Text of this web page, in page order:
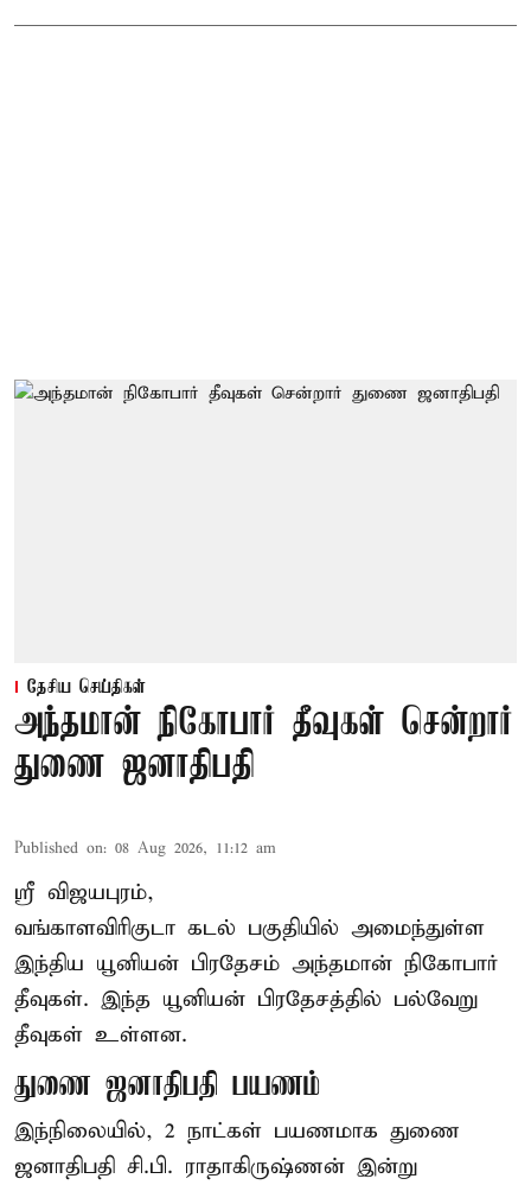
தேசிய செய்திகள்
அந்தமான் நிகோபார் தீவுகள் சென்றார்
துணை ஜனாதிபதி
Published on: 08 Aug 2026, 11:12 am
ஸ்ரீ விஜயபுரம்,
வங்காளவிரிகுடா கடல் பகுதியில் அமைந்துள்ள
இந்திய யூனியன் பிரதேசம் அந்தமான் நிகோபார்
தீவுகள். இந்த யூனியன் பிரதேசத்தில் பல்வேறு
தீவுகள் உள்ளன.
துணை ஜனாதிபதி பயணம்
இந்நிலையில், 2 நாட்கள் பயணமாக துணை
ஜனாதிபதி சி.பி. ராதாகிருஷ்ணன் இன்று